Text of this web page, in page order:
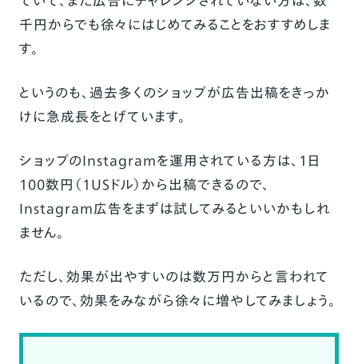
千円からでも徐々にはじめてみることをおすすめしま
す。
というのも、過去多くのショップが広告出稿をきっか
けに急成長をとげています。
ショップのInstagramを運用されている方は、1日
100数円（1USドル）から出稿できるので、
Instagram広告をまずは試してみるといいかもしれ
ません。
ただし、効果が出やすいのは数万円からと言われて
いるので、効果をみながら徐々に増やしてみましょう。